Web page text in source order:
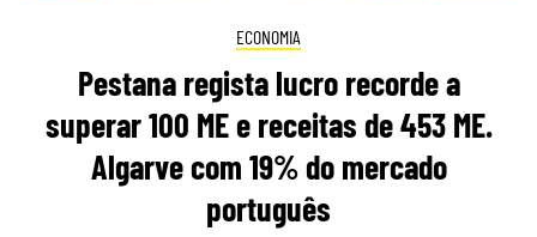
ECONOMIA
Pestana regista lucro recorde a
superar 100 ME e receitas de 453 ME.
Algarve com 19% do mercado
português